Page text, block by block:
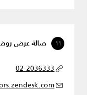
11 صالة عرض
02-2036333